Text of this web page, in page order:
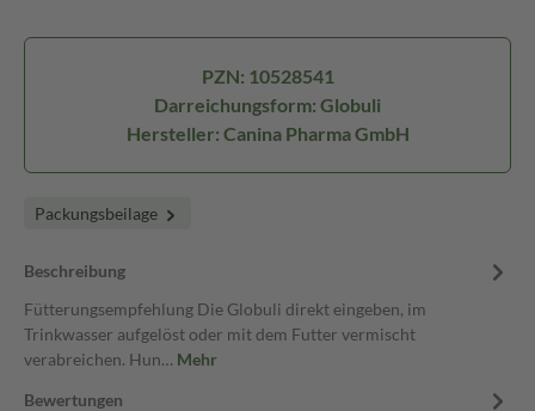
PZN: 10528541
Darreichungsform: Globuli
Hersteller: Canina Pharma GmbH
Packungsbeilage
Beschreibung
Fütterungsempfehlung Die Globuli direkt eingeben, im
Trinkwasser aufgelöst oder mit dem Futter vermischt
verabreichen. Hun… Mehr
Bewertungen